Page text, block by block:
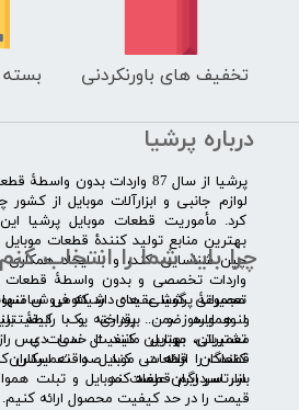
تخفیف های باورنکردنی
درباره پرشیا
​پرشیا از سال 87 واردات بدون
لوازم جانبی و ابزارآلات موبایل از کشور
کرد. مأموریت قطعات موبایل پرشیا
بهترین منابع تولید کنندۀ قطعات موبایل
چین شناسایی کند، و با ایجاد همکاری
واردات تخصصی و بدون واسطۀ قطعات و
تعمیراتی گوشی های شیائومی
لنوو ایسوز و .... پرداخته و با
تعمیراتی موبایل مانند ال سی دی
کنندگان قطعات موبایل و تعمیرکاران
سرتاسر ایران عرضه کند.
چرا باید شما را انتخاب
​مجموعۀ پرشیا عقیده دارد که فروش
و همواره ضمن برقراری یک رابطۀ
مشتریان، بهترین کیفیت خدمات پس
قطعات را ارائه می­ کند. صداقت اساس
بازار سردرگم قطعات موبایل و تبلت
قیمت را در حد کیفیت محصول ارائه کنیم.